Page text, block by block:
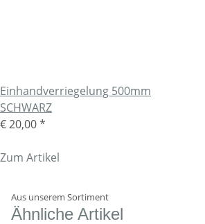
Einhandverriegelung 500mm
SCHWARZ
€ 20,00*
Zum Artikel
Aus unserem Sortiment
Ähnliche Artikel